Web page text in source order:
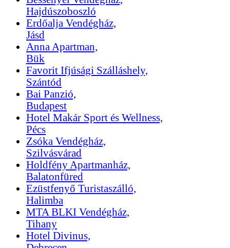
Hajdúszoboszló
Erdőalja Vendégház,
Jásd
Anna Apartman,
Bük
Favorit Ifjúsági Szálláshely,
Szántód
Bai Panzió,
Budapest
Hotel Makár Sport és Wellness,
Pécs
Zsóka Vendégház,
Szilvásvárad
Holdfény Apartmanház,
Balatonfüred
Ezüstfenyő Turistaszálló,
Halimba
MTA BLKI Vendégház,
Tihany
Hotel Divinus,